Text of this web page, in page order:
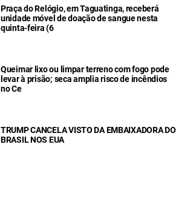
Praça do Relógio, em Taguatinga, receberá
unidade móvel de doação de sangue nesta
quinta-feira (6
Queimar lixo ou limpar terreno com fogo pode
levar à prisão; seca amplia risco de incêndios
no Ce
TRUMP CANCELA VISTO DA EMBAIXADORA DO
BRASIL NOS EUA